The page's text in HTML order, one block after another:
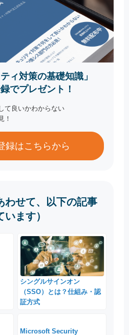
ィ対策の基礎知識」
でプレゼント！
て良いかわからない
！
録はこちらから
わせて、以下の記事
ます）
シングルサインオン
（SSO）とは？仕組み・認
証方式
Microsoft Security